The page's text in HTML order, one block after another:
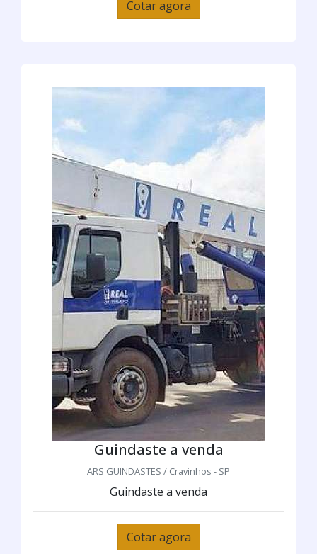
Cotar agora
Guindaste a venda
ARS GUINDASTES / Cravinhos - SP
Guindaste a venda
Cotar agora